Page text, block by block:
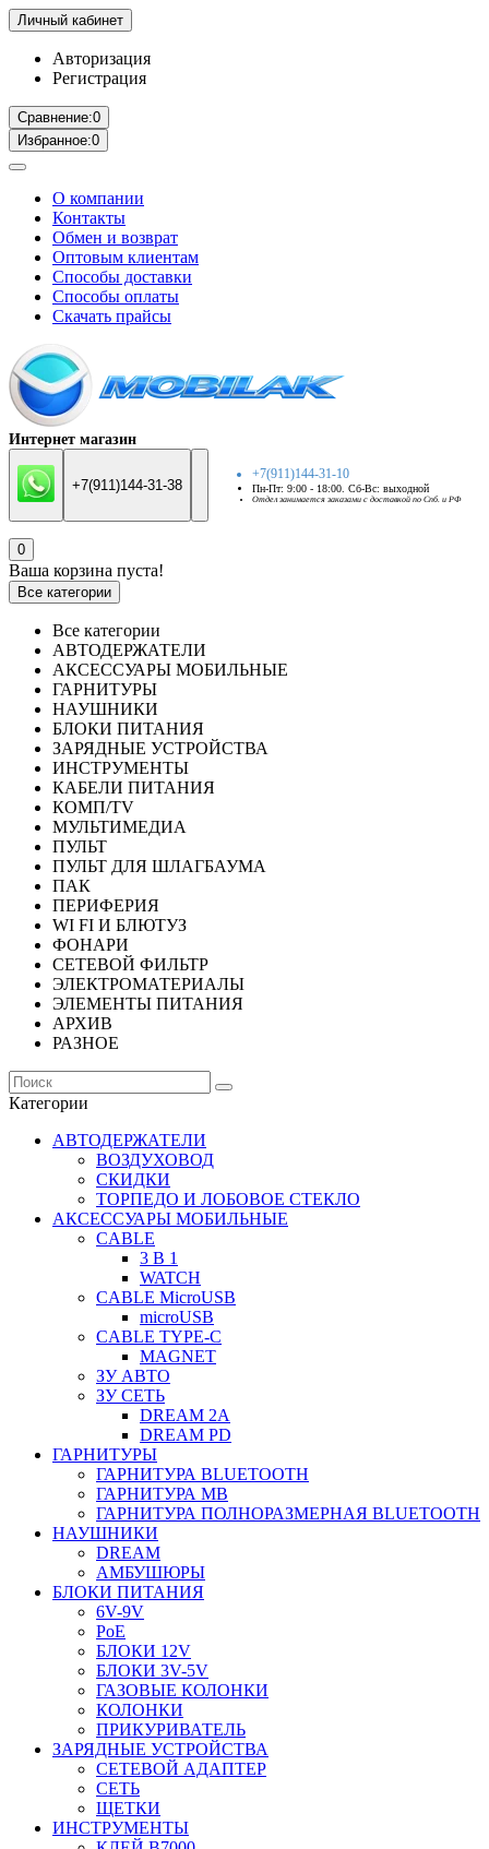
Личный кабинет
Авторизация
Регистрация
Сравнение:0
Избранное:0
О компании
Контакты
Обмен и возврат
Оптовым клиентам
Способы доставки
Способы оплаты
Скачать прайсы
Интернет магазин
+7(911)144-31-38
+7(911)144-31-10
Пн-Пт: 9:00 - 18:00. Сб-Вс: выходной
Отдел занимается заказами с доставкой по Спб. и РФ
0
Ваша корзина пуста!
Все категории
Все категории
АВТОДЕРЖАТЕЛИ
АКСЕССУАРЫ МОБИЛЬНЫЕ
ГАРНИТУРЫ
НАУШНИКИ
БЛОКИ ПИТАНИЯ
ЗАРЯДНЫЕ УСТРОЙСТВА
ИНСТРУМЕНТЫ
КАБЕЛИ ПИТАНИЯ
КОМП/TV
МУЛЬТИМЕДИА
ПУЛЬТ
ПУЛЬТ ДЛЯ ШЛАГБАУМА
ПАК
ПЕРИФЕРИЯ
WI FI И БЛЮТУЗ
ФОНАРИ
СЕТЕВОЙ ФИЛЬТР
ЭЛЕКТРОМАТЕРИАЛЫ
ЭЛЕМЕНТЫ ПИТАНИЯ
АРХИВ
РАЗНОЕ
Категории
АВТОДЕРЖАТЕЛИ
ВОЗДУХОВОД
СКИДКИ
ТОРПЕДО И ЛОБОВОЕ СТЕКЛО
АКСЕССУАРЫ МОБИЛЬНЫЕ
CABLE
3 В 1
WATCH
CABLE MicroUSB
microUSB
CABLE TYPE-C
MAGNET
ЗУ АВТО
ЗУ СЕТЬ
DREAM 2A
DREAM PD
ГАРНИТУРЫ
ГАРНИТУРА BLUETOOTH
ГАРНИТУРА MB
ГАРНИТУРА ПОЛНОРАЗМЕРНАЯ BLUETOOTH
НАУШНИКИ
DREAM
АМБУШЮРЫ
БЛОКИ ПИТАНИЯ
6V-9V
PoE
БЛОКИ 12V
БЛОКИ 3V-5V
ГАЗОВЫЕ КОЛОНКИ
КОЛОНКИ
ПРИКУРИВАТЕЛЬ
ЗАРЯДНЫЕ УСТРОЙСТВА
СЕТЕВОЙ АДАПТЕР
СЕТЬ
ЩЕТКИ
ИНСТРУМЕНТЫ